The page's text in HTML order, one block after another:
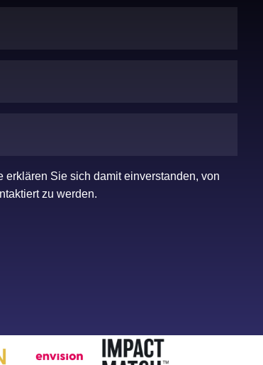
erklären Sie sich damit einverstanden, von
zu werden.